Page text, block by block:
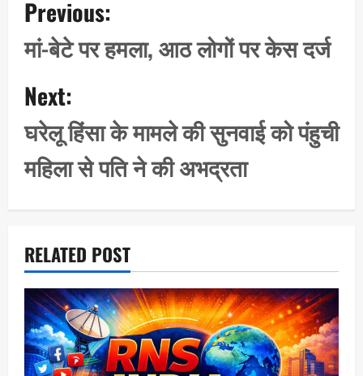
o
s
t
n
a
v
i
g
a
i
o
n
Previous:
मां-बेटे पर हमला, आठ लोगों पर केस दर्ज
Next:
घरेलू हिंसा के मामले की सुनवाई को पंहुची
महिला से पति ने की अभद्रता
RELATED POST